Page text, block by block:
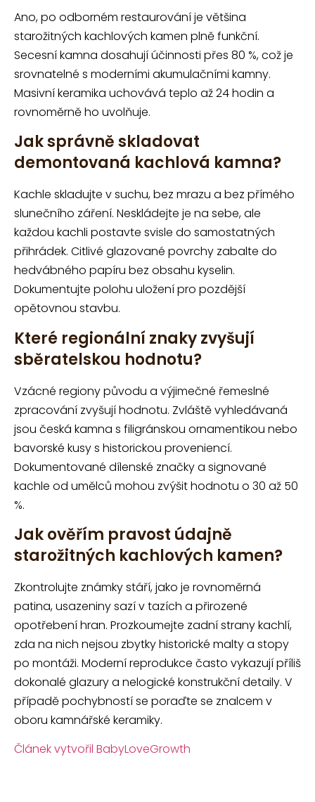
Ano, po odborném restaurování je většina
starožitných kachlových kamen plně funkční.
Secesní kamna dosahují účinnosti přes 80 %, což je
srovnatelné s moderními akumulačními kamny.
Masivní keramika uchovává teplo až 24 hodin a
rovnoměrně ho uvolňuje.
Jak správně skladovat
demontovaná kachlová kamna?
Kachle skladujte v suchu, bez mrazu a bez přímého
slunečního záření. Neskládejte je na sebe, ale
každou kachli postavte svisle do samostatných
přihrádek. Citlivé glazované povrchy zabalte do
hedvábného papíru bez obsahu kyselin.
Dokumentujte polohu uložení pro pozdější
opětovnou stavbu.
Které regionální znaky zvyšují
sběratelskou hodnotu?
Vzácné regiony původu a výjimečné řemeslné
zpracování zvyšují hodnotu. Zvláště vyhledávaná
jsou česká kamna s filigránskou ornamentikou nebo
bavorské kusy s historickou proveniencí.
Dokumentované dílenské značky a signované
kachle od umělců mohou zvýšit hodnotu o 30 až 50
%.
Jak ověřím pravost údajně
starožitných kachlových kamen?
Zkontrolujte známky stáří, jako je rovnoměrná
patina, usazeniny sazí v tazích a přirozené
opotřebení hran. Prozkoumejte zadní strany kachlí,
zda na nich nejsou zbytky historické malty a stopy
po montáži. Moderní reprodukce často vykazují příliš
dokonalé glazury a nelogické konstrukční detaily. V
případě pochybností se poraďte se znalcem v
oboru kamnářské keramiky.
Článek vytvořil BabyLoveGrowth